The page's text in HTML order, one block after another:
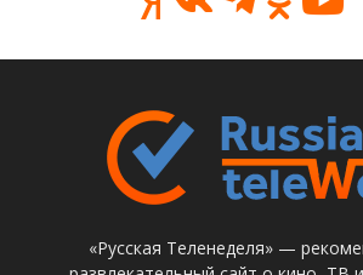
«Русская Теленеделя» —